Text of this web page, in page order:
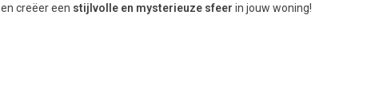
en creëer een stijlvolle en mysterieuze sfeer in jouw woning!